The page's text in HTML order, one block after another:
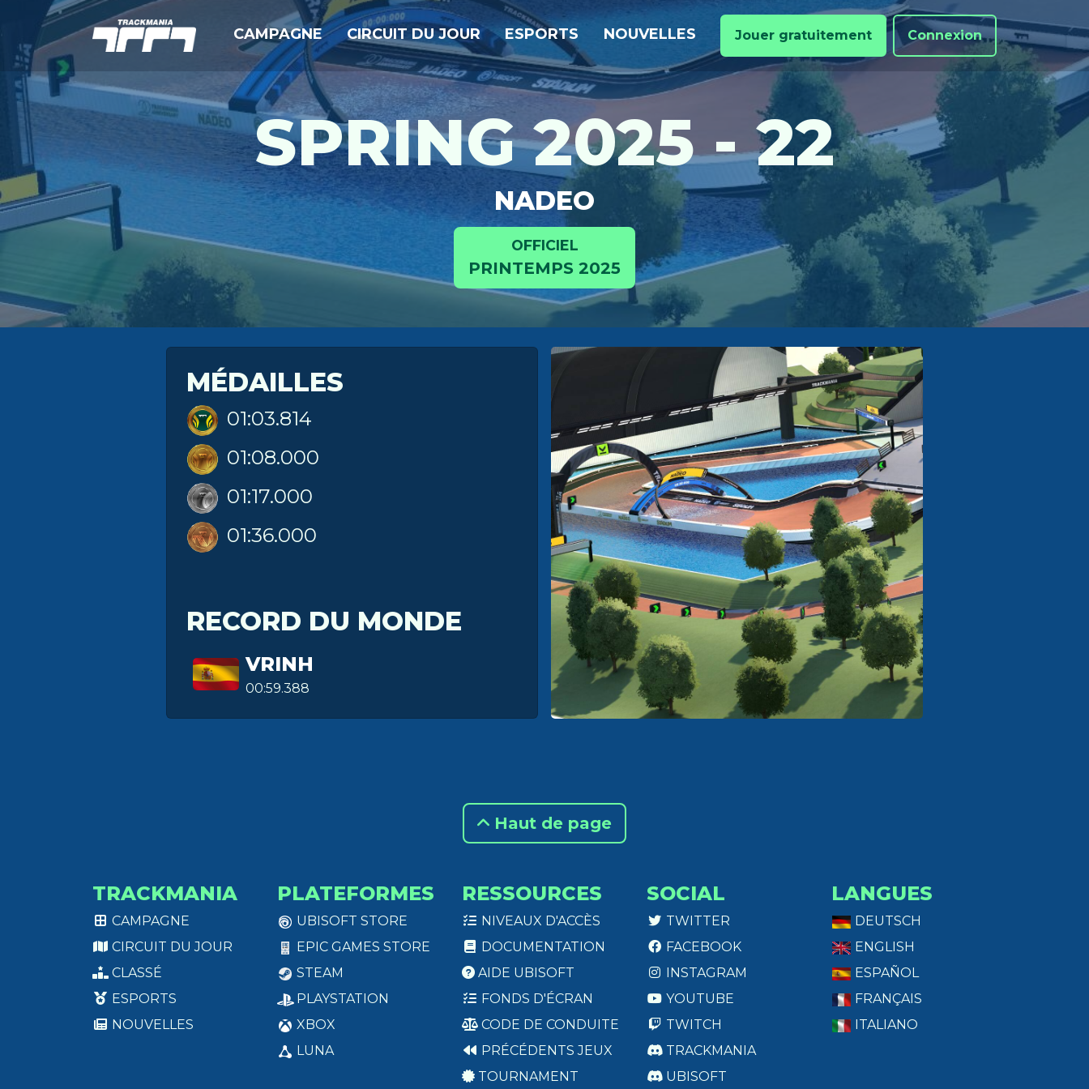
CAMPAGNE CIRCUIT DU JOUR ESPORTS NOUVELLES Jouer gratuitement Connexion
SPRING 2025 - 22
NADEO
OFFICIEL
PRINTEMPS 2025
MÉDAILLES
01:03.814
01:08.000
01:17.000
01:36.000
RECORD DU MONDE
VRINH
00:59.388
Haut de page
TRACKMANIA
CAMPAGNE
CIRCUIT DU JOUR
CLASSÉ
ESPORTS
NOUVELLES
PLATEFORMES
UBISOFT STORE
EPIC GAMES STORE
STEAM
PLAYSTATION
XBOX
LUNA
RESSOURCES
NIVEAUX D'ACCÈS
DOCUMENTATION
AIDE UBISOFT
FONDS D'ÉCRAN
CODE DE CONDUITE
PRÉCÉDENTS JEUX
TOURNAMENT
SOCIAL
TWITTER
FACEBOOK
INSTAGRAM
YOUTUBE
TWITCH
TRACKMANIA
UBISOFT
LANGUES
DEUTSCH
ENGLISH
ESPAÑOL
FRANÇAIS
ITALIANO